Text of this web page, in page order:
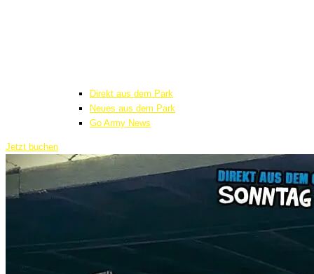
Direkt aus dem Park
Neues aus dem Park
Go Army News
Jetzt buchen